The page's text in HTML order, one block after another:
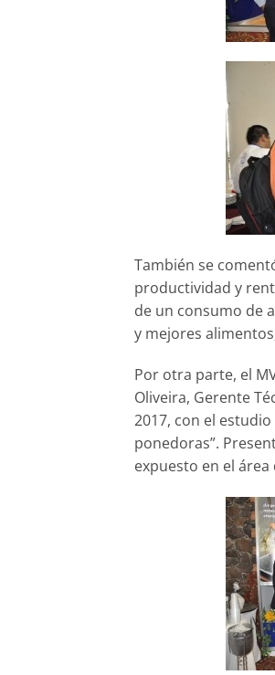
También se
productividad y
de un consumo de
y mejores
Por otra parte, el
Oliveira, Gerente
2017, con el
ponedoras”.
expuesto en el área